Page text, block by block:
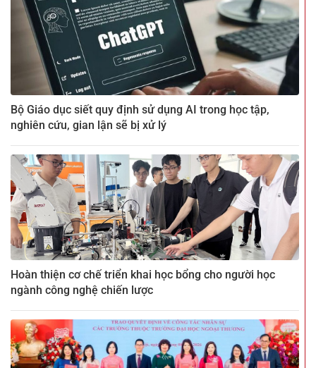
Bộ Giáo dục siết quy định sử dụng AI trong học tập,
nghiên cứu, gian lận sẽ bị xử lý
Hoàn thiện cơ chế triển khai học bổng cho người học
ngành công nghệ chiến lược